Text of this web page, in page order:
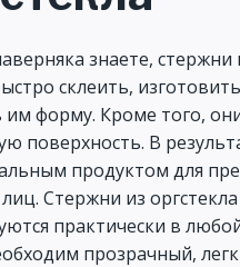
знаете, стержни
склеить,
им форму. Кроме того,
поверхность. В
продуктом для
Стержни из оргстекла
практически в
прозрачный,